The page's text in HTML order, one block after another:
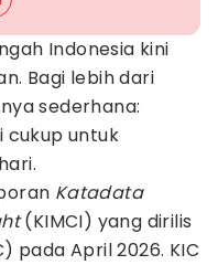
Indonesia kini
Bagi lebih dari
sederhana:
cukup untuk
Katadata
(KIMCI) yang dirilis
pada April 2026. KIC